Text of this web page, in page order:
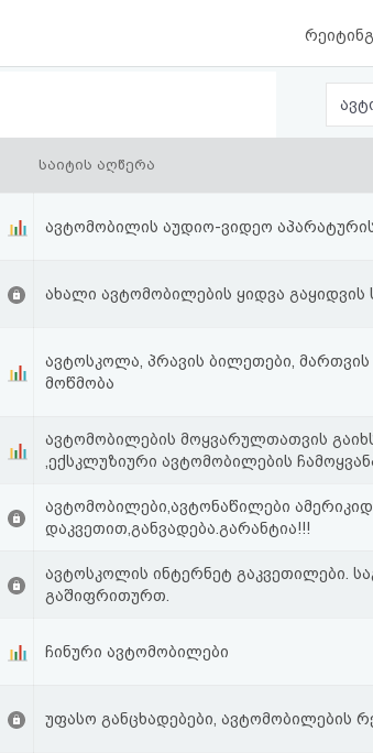
საიტის აღწერა
ავტომობილის აუდიო-ვიდეო
ახალი ავტომობილების ყიდვა გაყიდვის
ავტოსკოლა, პრავის ბილეთები,
მოწმობა
ავტომობილების მოყვარულთათვის
,ექსკლუზიური ავტომობილების
ავტომობილები,ავტონაწილები
დაკვეთით,განვადება.გარანტია!!!
ავტოსკოლის ინტერნეტ გაკვეთილები.
გაშიფრითურთ.
ჩინური ავტომობილები
უფასო განცხადებები, ავტომობილების